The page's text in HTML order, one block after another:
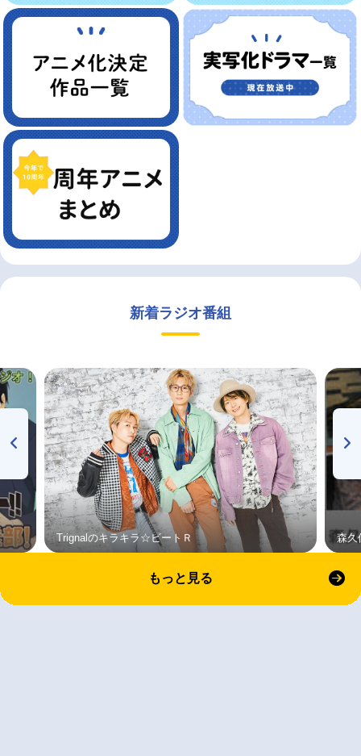
新着ラジオ番組
Trignalのキラキラ☆ビートＲ 森久
もっと見る